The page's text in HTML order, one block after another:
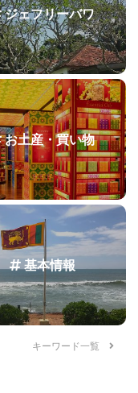
ジェフリーバワ
お土産・買い物
基本情報
キーワード一覧